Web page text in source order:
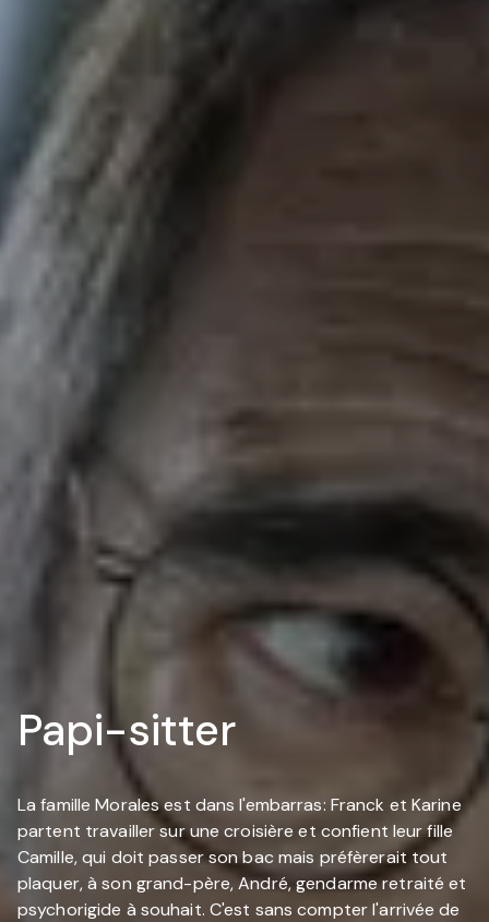
Papi-sitter
La famille Morales est dans l'embarras: Franck et Karine
partent travailler sur une croisière et confient leur fille
Camille, qui doit passer son bac mais préfèrerait tout
plaquer, à son grand-père, André, gendarme retraité et
psychorigide à souhait. C'est sans compter l'arrivée de